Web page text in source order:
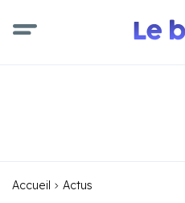
Accueil Actus